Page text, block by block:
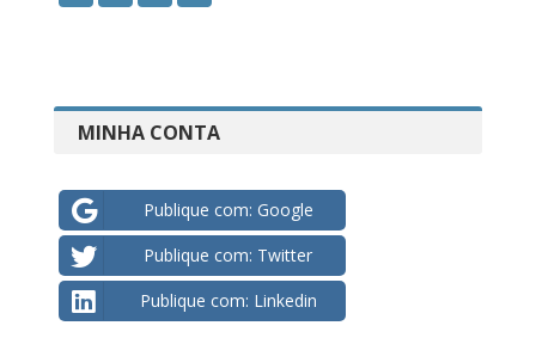
MINHA CONTA
Publique com: Google
Publique com: Twitter
Publique com: Linkedin